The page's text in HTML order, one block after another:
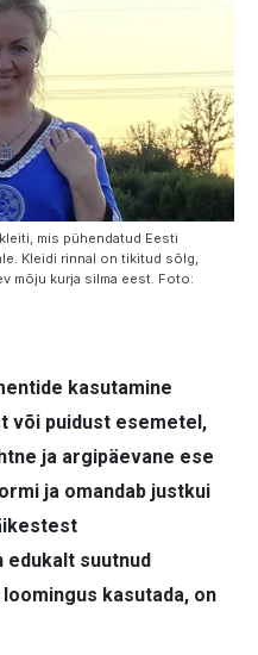
mis pühendatud Eesti
Kleidi rinnal on tikitud sõlg,
mõju kurja silma eest. Foto:
kasutamine
või puidust esemetel,
ja argipäevane ese
ja omandab justkui
suutnud
kasutada, on